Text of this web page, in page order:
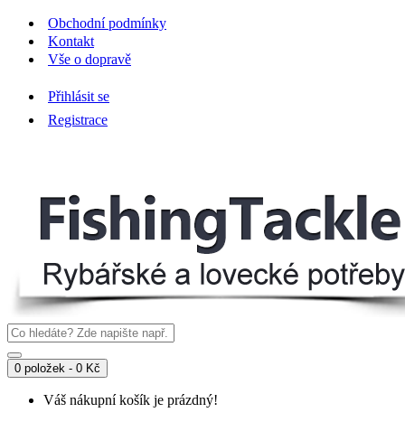
Obchodní podmínky
Kontakt
Vše o dopravě
Přihlásit se
Registrace
0 položek - 0 Kč
Váš nákupní košík je prázdný!